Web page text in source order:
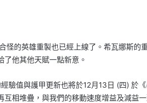
怪的英雄重製也已經上線了。希瓦娜斯
他其他天賦一點新意。
驗值與護甲更新也將於12月13日 (四) 於
相堆疊，與我們的移動速度增益及減益一